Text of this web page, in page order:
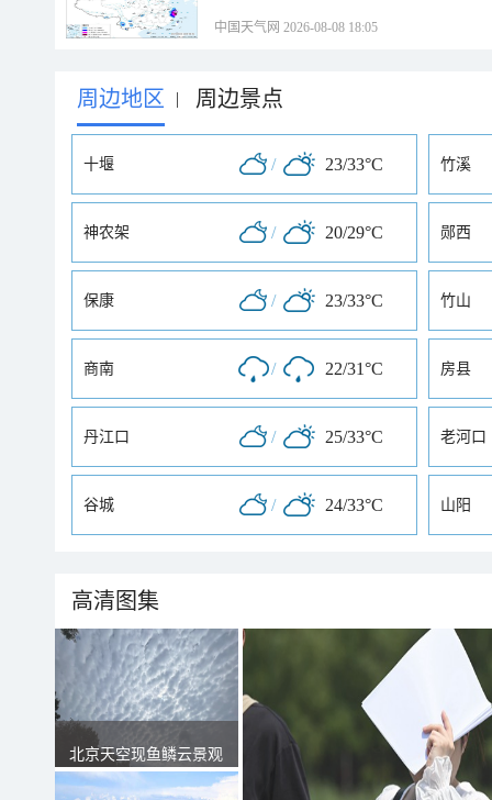
中国天气网 2026-08-08 18:05
周边地区 | 周边景点
十堰 / 23/33°C 竹溪
神农架 / 20/29°C 郧西
保康 / 23/33°C 竹山
商南 / 22/31°C 房县
丹江口 / 25/33°C 老河口
谷城 / 24/33°C 山阳
高清图集
北京天空现鱼鳞云景观